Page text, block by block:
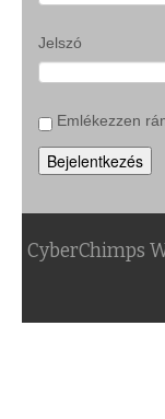
Jelszó
Emlékezzen
Bejelentkezés
CyberChimps